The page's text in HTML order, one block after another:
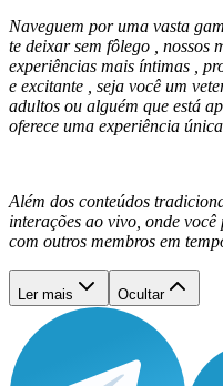
Naveguem por uma vasta
te deixar sem fôlego , nossos
experiências mais íntimas ,
e excitante , seja você um
adultos ou alguém que está
oferece uma experiência
Além dos conteúdos
interações ao vivo, onde
com outros membros em
Ler mais Ocultar